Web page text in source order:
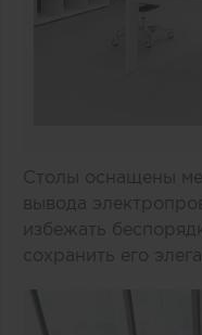
Столы оснащены
вывода
избежать
сохранить его